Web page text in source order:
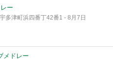
ー
多津町浜四番丁42番1 - 8月7日
メドレー